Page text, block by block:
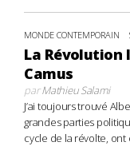
MONDE CONTEMPORAIN
La Révolution
Camus
parMathieu Salami
J’ai toujours trouvé
grandes parties
cycle de la révolte,